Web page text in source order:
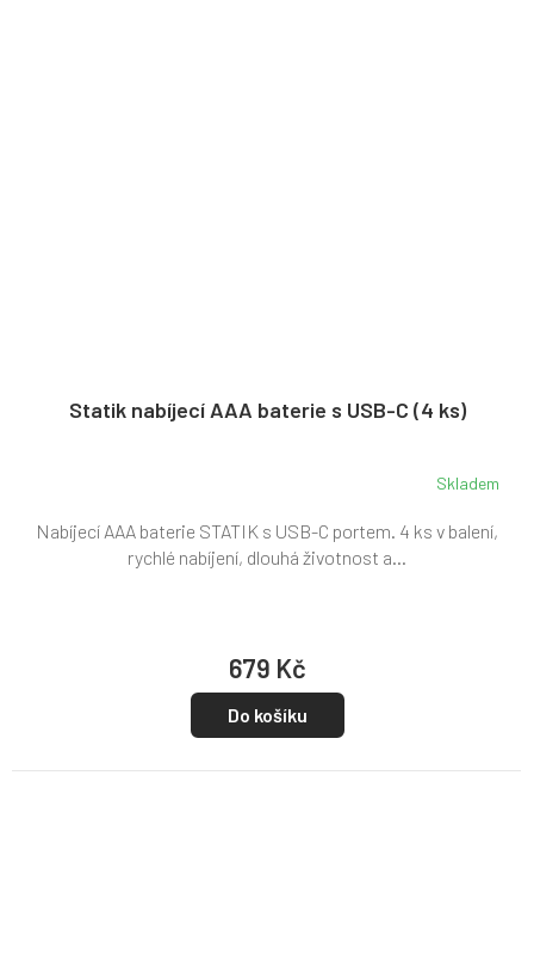
Statik nabíjecí AAA baterie s USB-C (4 ks)
Skladem
679 Kč
Do košíku
Nabíjecí AAA baterie STATIK s USB-C portem. 4 ks v balení,
rychlé nabíjení, dlouhá životnost a...